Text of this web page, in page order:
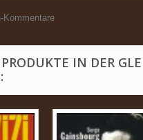
Kommentare
IN DER